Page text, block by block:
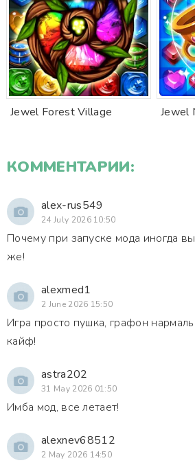
Jewel Forest Village Jewel
КОММЕНТАРИИ:
alex-rus549
24 July 2026 10:50
Почему при запуске мода иногда
же!
alexmed1
2 June 2026 15:50
Игра просто пушка, графон
кайф!
astra202
31 May 2026 01:50
Имба мод, все летает!
alexnev68512
2 May 2026 14:50